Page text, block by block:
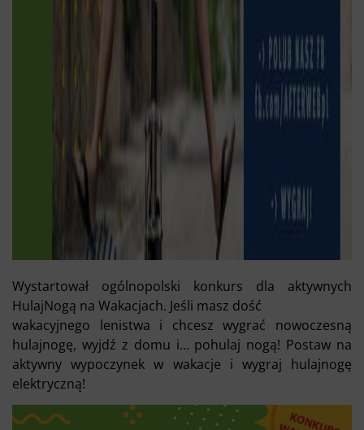
Wystartował ogólnopolski konkurs dla aktywnych
HulajNogą na Wakacjach. Jeśli masz dość
wakacyjnego lenistwa i chcesz wygrać nowoczesną
hulajnogę, wyjdź z domu i… pohulaj nogą! Postaw na
aktywny wypoczynek w wakacje i wygraj hulajnogę
elektryczną!